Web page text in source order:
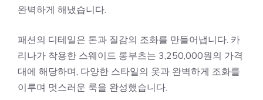
완벽하게 해냈습니다.
패션의 디테일은 톤과 질감의 조화를 만들어냅니다. 카
리나가 착용한 스웨이드 롱부츠는 3,250,000원의 가격
대에 해당하며, 다양한 스타일의 옷과 완벽하게 조화를
이루며 멋스러운 룩을 완성했습니다.